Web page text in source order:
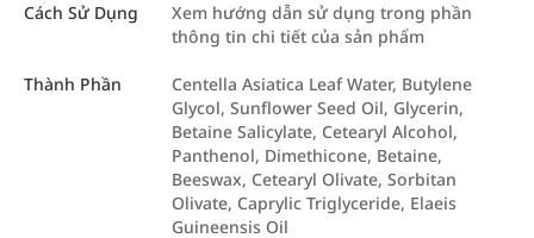
Cách Sử Dụng
Xem hướng dẫn sử dụng trong phần
thông tin chi tiết của sản phẩm
Thành Phần
Centella Asiatica Leaf Water, Butylene
Glycol, Sunflower Seed Oil, Glycerin,
Betaine Salicylate, Cetearyl Alcohol,
Panthenol, Dimethicone, Betaine,
Beeswax, Cetearyl Olivate, Sorbitan
Olivate, Caprylic Triglyceride, Elaeis
Guineensis Oil